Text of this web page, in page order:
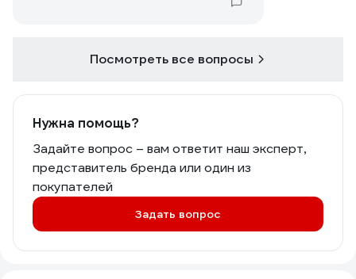
Посмотреть все вопросы
Нужна помощь?
Задайте вопрос – вам ответит наш эксперт,
представитель бренда или один из
покупателей
Задать вопрос